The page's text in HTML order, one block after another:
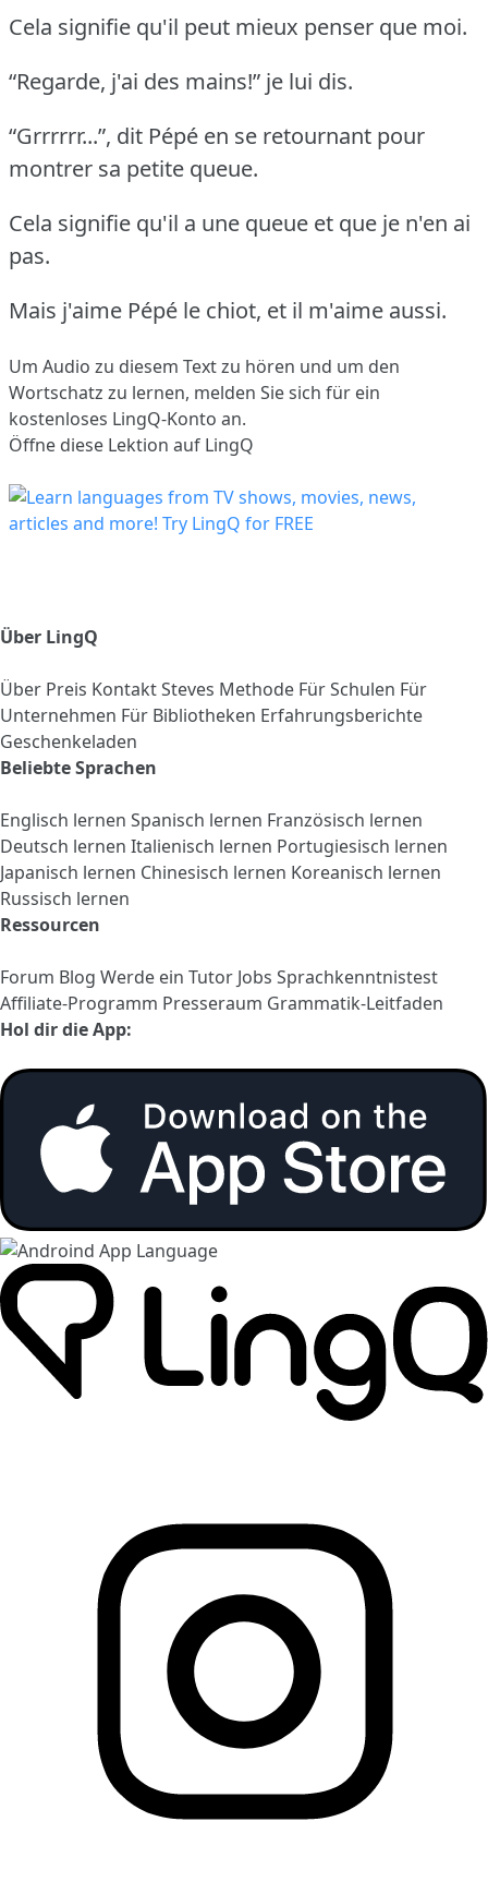
Cela signifie qu'il peut mieux penser que moi.
“Regarde, j'ai des mains!” je lui dis.
“Grrrrrr...”, dit Pépé en se retournant pour
montrer sa petite queue.
Cela signifie qu'il a une queue et que je n'en ai
pas.
Mais j'aime Pépé le chiot, et il m'aime aussi.
Um Audio zu diesem Text zu hören und um den
Wortschatz zu lernen, melden Sie sich für ein
kostenloses LingQ-Konto an.
Öffne diese Lektion auf LingQ
Über LingQ
Über Preis KontaktSteves Methode Für Schulen Für
Unternehmen Für Bibliotheken Erfahrungsberichte
Geschenkeladen
Beliebte Sprachen
Englisch lernen Spanisch lernen Französisch lernen
Deutsch lernen Italienisch lernen Portugiesisch lernen
Japanisch lernen Chinesisch lernen Koreanisch lernen
Russisch lernen
Ressourcen
Forum Blog Werde ein Tutor Jobs Sprachkenntnistest
Affiliate-Programm Presseraum Grammatik-Leitfaden
Hol dir die App: